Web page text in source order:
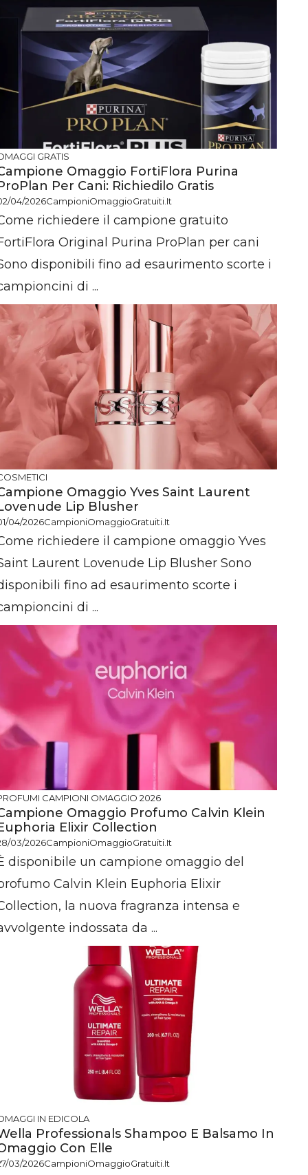
GRATIS
Omaggio FortiFlora Purina
Per Cani: Richiedilo Gratis
04/2026CampioniOmaggioGratuiti.it
richiedere il campione gratuito
Original Purina ProPlan per cani
disponibili fino ad esaurimento scorte i
di ...
Omaggio Yves Saint Laurent
Lip Blusher
04/2026CampioniOmaggioGratuiti.it
richiedere il campione omaggio Yves
Laurent Lovenude Lip Blusher Sono
fino ad esaurimento scorte i
di ...
CAMPIONI OMAGGIO 2026
Omaggio Profumo Calvin Klein
Elixir Collection
03/2026CampioniOmaggioGratuiti.it
disponibile un campione omaggio del
Calvin Klein Euphoria Elixir
la nuova fragranza intensa e
indossata da ...
IN EDICOLA
Professionals Shampoo E Balsamo In
Con Elle
03/2026CampioniOmaggioGratuiti.it